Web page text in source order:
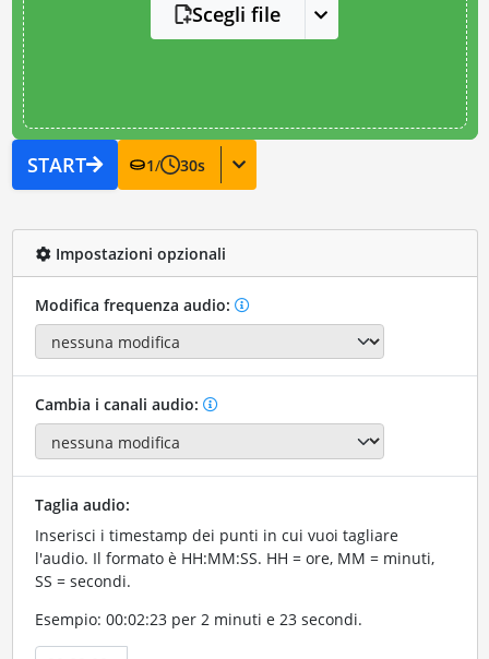
Scegli file
START 1/ 30s
Impostazioni opzionali
Modifica frequenza audio:
Cambia i canali audio:
Taglia audio:
Inserisci i timestamp dei punti in cui vuoi tagliare
l'audio. Il formato è HH:MM:SS. HH = ore, MM = minuti,
SS = secondi.
Esempio: 00:02:23 per 2 minuti e 23 secondi.